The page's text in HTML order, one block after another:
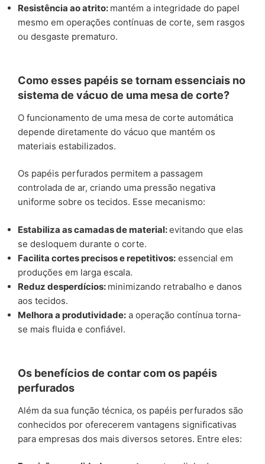
Resistência ao atrito: mantém a integridade do papel
mesmo em operações contínuas de corte, sem rasgos
ou desgaste prematuro.
Como esses papéis se tornam essenciais no
sistema de vácuo de uma mesa de corte?
O funcionamento de uma mesa de corte automática
depende diretamente do vácuo que mantém os
materiais estabilizados.
Os papéis perfurados permitem a passagem
controlada de ar, criando uma pressão negativa
uniforme sobre os tecidos. Esse mecanismo:
Estabiliza as camadas de material:evitando que elas
se desloquem durante o corte.
Facilita cortes precisos e repetitivos: essencial em
produções em larga escala.
Reduz desperdícios: minimizando retrabalho e danos
aos tecidos.
Melhora a produtividade: a operação contínua torna-
se mais fluida e confiável.
Os benefícios de contar com os papéis
perfurados
Além da sua função técnica, os papéis perfurados são
conhecidos por oferecerem vantagens significativas
para empresas dos mais diversos setores. Entre eles: